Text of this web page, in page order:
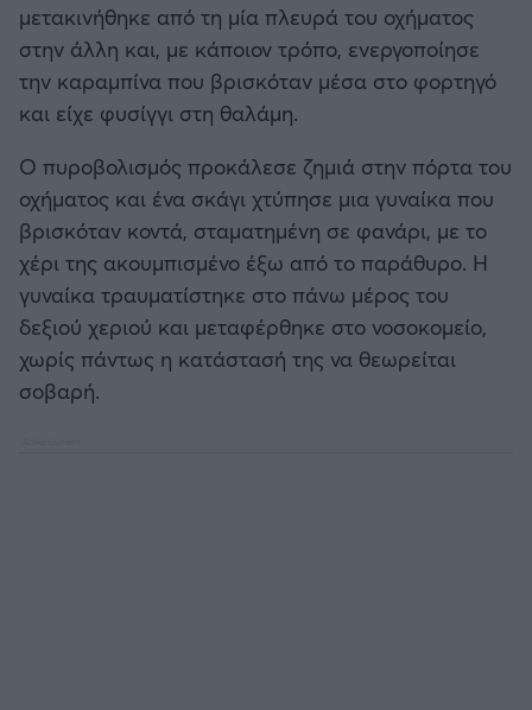
μετακινήθηκε από τη μία πλευρά του οχήματος
στην άλλη και, με κάποιον τρόπο, ενεργοποίησε
την καραμπίνα που βρισκόταν μέσα στο φορτηγό
και είχε φυσίγγι στη θαλάμη.
Ο πυροβολισμός προκάλεσε ζημιά στην πόρτα του
οχήματος και ένα σκάγι χτύπησε μια γυναίκα που
βρισκόταν κοντά, σταματημένη σε φανάρι, με το
χέρι της ακουμπισμένο έξω από το παράθυρο. Η
γυναίκα τραυματίστηκε στο πάνω μέρος του
δεξιού χεριού και μεταφέρθηκε στο νοσοκομείο,
χωρίς πάντως η κατάστασή της να θεωρείται
σοβαρή.